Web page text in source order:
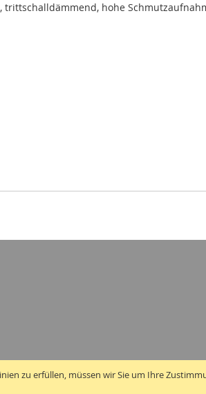
zu erfüllen, müssen wir Sie um Ihre
hohe